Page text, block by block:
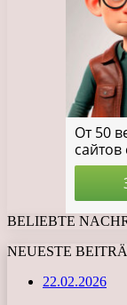
BELIEBTE
NEUESTE
22.02.2026